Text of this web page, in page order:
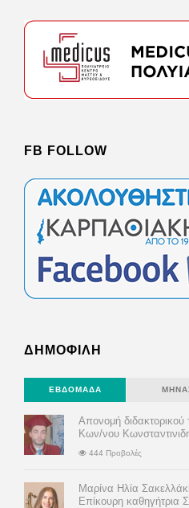
FB FOLLOW
ΔΗΜΟΦΙΛΗ
ΕΒΔΟΜΆΔΑ
Απονομή διδακτορικού
Κων/νου
444 Προβολές
Μαρίνα Ηλία
Επίκουρη καθηγήτρια